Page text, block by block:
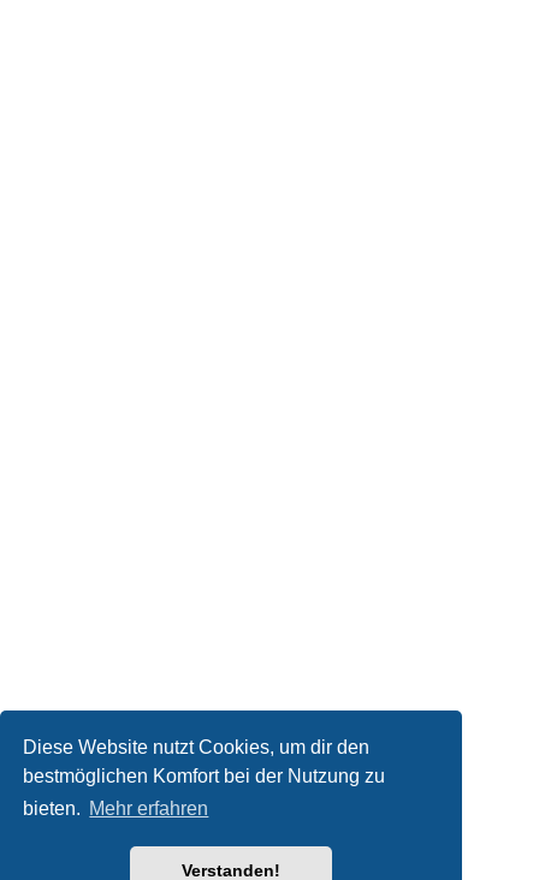
Diese Website nutzt Cookies, um dir den
bestmöglichen Komfort bei der Nutzung zu
bieten. Mehr erfahren
Verstanden!